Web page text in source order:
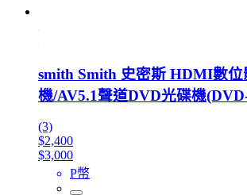
smith Smith 史密斯 HDMI數位
機/AV5.1聲道DVD光碟機
(3)
$2,400
$3,000
P幣